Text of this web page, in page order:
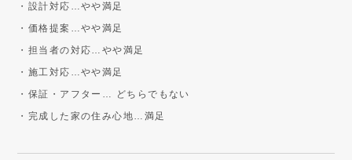
・設計対応…やや満足
・価格提案…やや満足
・担当者の対応…やや満足
・施工対応…やや満足
・保証・アフター… どちらでもない
・完成した家の住み心地…満足